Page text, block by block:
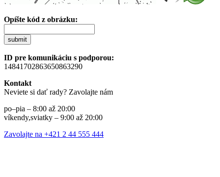
Opíšte kód z obrázku:
submit
ID pre komunikáciu s podporou:
14841702863650863290
Kontakt
Neviete si dať rady? Zavolajte nám
po–pia – 8:00 až 20:00
víkendy,sviatky – 9:00 až 20:00
Zavolajte na +421 2 44 555 444